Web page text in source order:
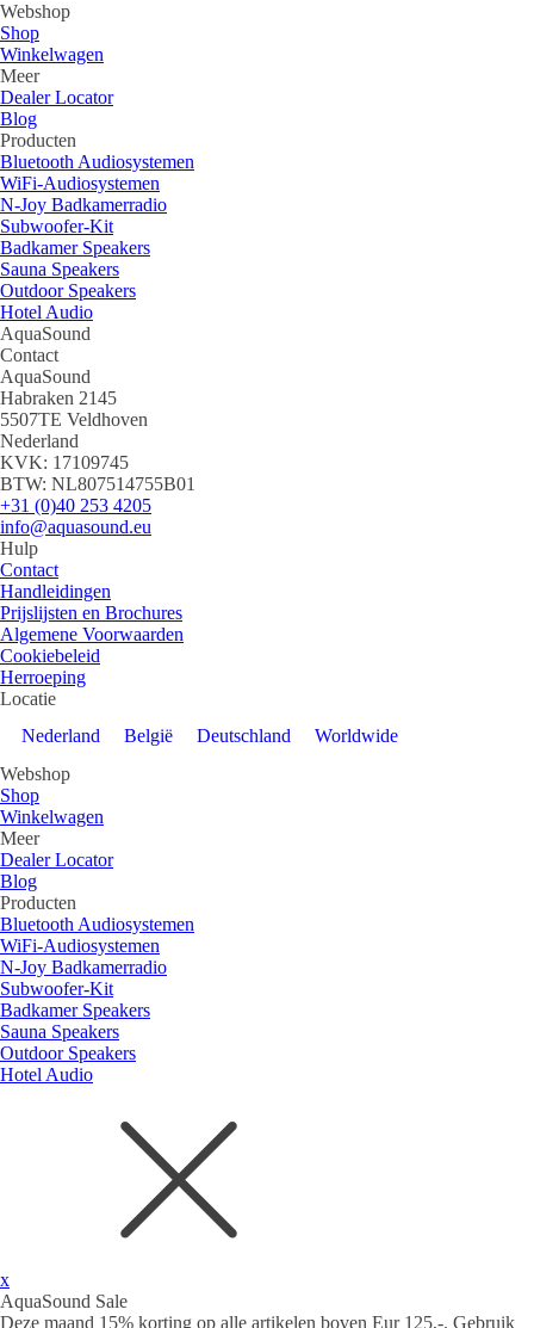
Webshop
Shop
Winkelwagen
Meer
Dealer Locator
Blog
Producten
Bluetooth Audiosystemen
WiFi-Audiosystemen
N-Joy Badkamerradio
Subwoofer-Kit
Badkamer Speakers
Sauna Speakers
Outdoor Speakers
Hotel Audio
AquaSound
Contact
AquaSound
Habraken 2145
5507TE Veldhoven
Nederland
KVK: 17109745
BTW: NL807514755B01
+31 (0)40 253 4205
info@aquasound.eu
Hulp
Contact
Handleidingen
Prijslijsten en Brochures
Algemene Voorwaarden
Cookiebeleid
Herroeping
Locatie
Nederland
België Deutschland
Worldwide
Webshop
Shop
Winkelwagen
Meer
Dealer Locator
Blog
Producten
Bluetooth Audiosystemen
WiFi-Audiosystemen
N-Joy Badkamerradio
Subwoofer-Kit
Badkamer Speakers
Sauna Speakers
Outdoor Speakers
Hotel Audio
x
AquaSound Sale
Deze maand 15% korting op alle artikelen boven Eur 125,-. Gebruik